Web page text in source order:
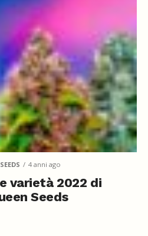
4 anni ago
varietà 2022 di
Seeds